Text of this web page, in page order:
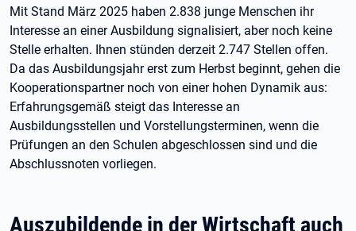
Mit Stand März 2025 haben 2.838 junge Menschen ihr
Interesse an einer Ausbildung signalisiert, aber noch keine
Stelle erhalten. Ihnen stünden derzeit 2.747 Stellen offen.
Da das Ausbildungsjahr erst zum Herbst beginnt, gehen die
Kooperationspartner noch von einer hohen Dynamik aus:
Erfahrungsgemäß steigt das Interesse an
Ausbildungsstellen und Vorstellungsterminen, wenn die
Prüfungen an den Schulen abgeschlossen sind und die
Abschlussnoten vorliegen.
Auszubildende in der Wirtschaft auch